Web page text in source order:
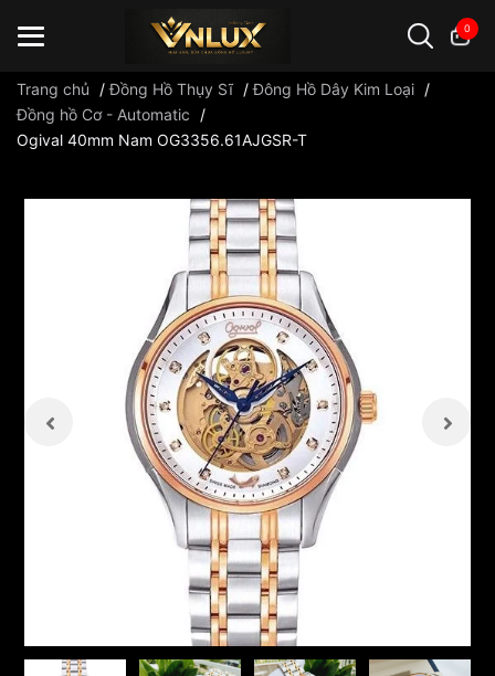
0
Đồng hồ casio đồng hồ G-Shock đồng hồ Orient
Trang chủ /Đồng Hồ Thụy Sĩ /Đông Hồ Dây Kim Loại /
Đồng hồ Cơ - Automatic
/
Ogival 40mm Nam OG3356.61AJGSR-T